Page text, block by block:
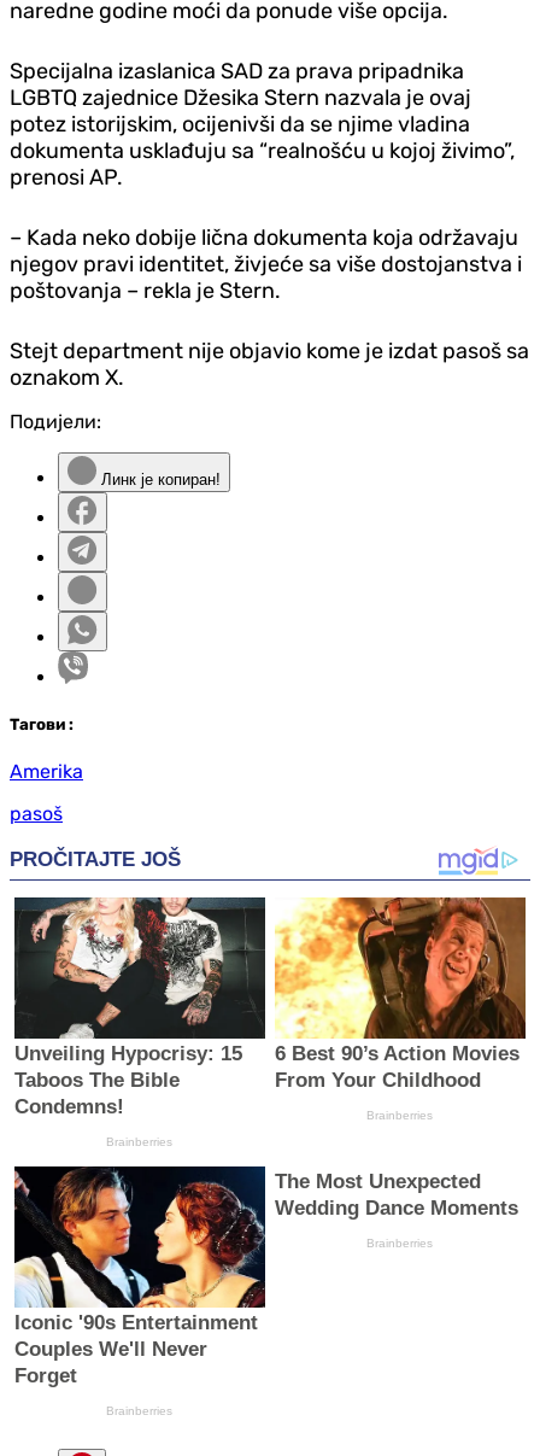
naredne godine moći da ponude više opcija.
Specijalna izaslanica SAD za prava pripadnika
LGBTQ zajednice Džesika Stern nazvala je ovaj
potez istorijskim, ocijenivši da se njime vladina
dokumenta usklađuju sa “realnošću u kojoj živimo”,
prenosi AP.
– Kada neko dobije lična dokumenta koja održavaju
njegov pravi identitet, živjeće sa više dostojanstva i
poštovanja – rekla je Stern.
Stejt department nije objavio kome je izdat pasoš sa
oznakom X.
Подијели:
Линк је копиран!
Тагови :
Amerika
pasoš